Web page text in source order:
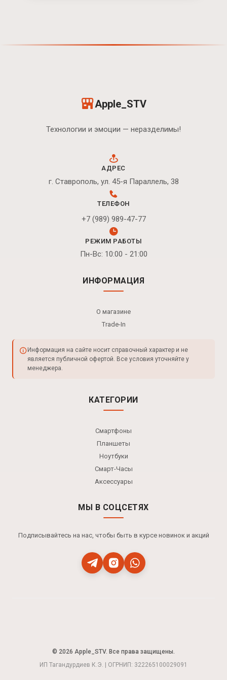
Apple_STV
Технологии и эмоции — неразделимы!
АДРЕС
г. Ставрополь, ул. 45-я Параллель, 38
ТЕЛЕФОН
+7 (989) 989-47-77
РЕЖИМ РАБОТЫ
Пн-Вс: 10:00 - 21:00
ИНФОРМАЦИЯ
О магазине
Trade-In
Информация на сайте носит справочный характер и не
является публичной офертой. Все условия уточняйте у
менеджера.
КАТЕГОРИИ
Смартфоны
Планшеты
Ноутбуки
Смарт-Часы
Аксессуары
МЫ В СОЦСЕТЯХ
Подписывайтесь на нас, чтобы быть в курсе новинок и акций
© 2026 Apple_STV. Все права защищены.
ИП Тагандурдиев К.Э. | ОГРНИП: 322265100029091